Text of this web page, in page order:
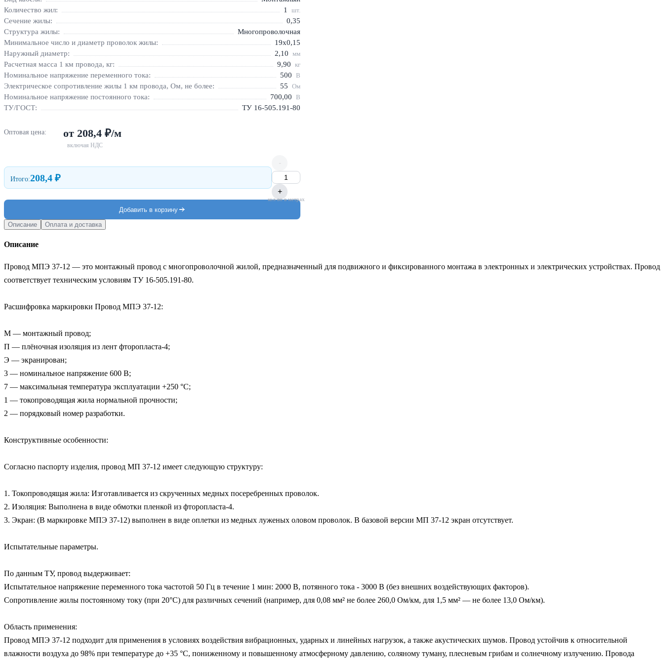
Количество жил:
1 шт.
Сечение жилы:
0,35
Структура жилы:
Многопроволочная
Минимальное число и диаметр проволок жилы:
19х0,15
Наружный диаметр:
2,10 мм
Расчетная масса 1 км провода, кг: 9,90 кг
Номинальное напряжение переменного тока: 500 В
Электрическое сопротивление жилы 1 км провода, Ом, не более: 55 Ом
Номинальное напряжение постоянного тока: 700,00 В
ТУ/ГОСТ: ТУ 16-505.191-80
Оптовая цена: от 208,4 ₽/м
включая НДС
Итого:208,4 ₽
-
+
кол-во в метрах
Добавить в корзину
Описание Оплата и доставка
Описание
Провод МПЭ 37-12 — это монтажный провод с многопроволочной жилой, предназначенный для подвижного и фиксированного монтажа в электронных и электрических устройствах. Провод
соответствует техническим условиям ТУ 16-505.191-80.
Расшифровка маркировки Провод МПЭ 37-12:
М — монтажный провод;
П — плёночная изоляция из лент фторопласта-4;
Э — экранирован;
3 — номинальное напряжение 600 В;
7 — максимальная температура эксплуатации +250 °C;
1 — токопроводящая жила нормальной прочности;
2 — порядковый номер разработки.
Конструктивные особенности:
Согласно паспорту изделия, провод МП 37-12 имеет следующую структуру:
1. Токопроводящая жила: Изготавливается из скрученных медных посеребренных проволок.
2. Изоляция: Выполнена в виде обмотки пленкой из фторопласта-4.
3. Экран: (В маркировке МПЭ 37-12) выполнен в виде оплетки из медных луженых оловом проволок. В базовой версии МП 37-12 экран отсутствует.
Испытательные параметры.
По данным ТУ, провод выдерживает:
Испытательное напряжение переменного тока частотой 50 Гц в течение 1 мин: 2000 В, потянного тока - 3000 В (без внешних воздействующих факторов).
Сопротивление жилы постоянному току (при 20°С) для различных сечений (например, для 0,08 мм² не более 260,0 Ом/км, для 1,5 мм² — не более 13,0 Ом/км).
Область применения:
Провод МПЭ 37-12 подходит для применения в условиях воздействия вибрационных, ударных и линейных нагрузок, а также акустических шумов. Провод устойчив к относительной
влажности воздуха до 98% при температуре до +35 °C, пониженному и повышенному атмосферному давлению, соляному туману, плесневым грибам и солнечному излучению. Провода